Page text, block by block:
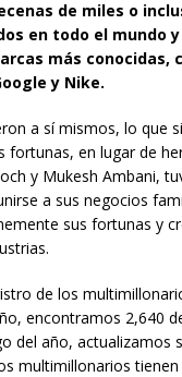
de miles o
en todo el mundo
más conocidas,
y Nike.
a sí mismos, lo que
fortunas, en lugar de
y Mukesh Ambani,
a sus negocios
sus fortunas y
de los
encontramos 2,640
del año, actualizamos
multimillonarios